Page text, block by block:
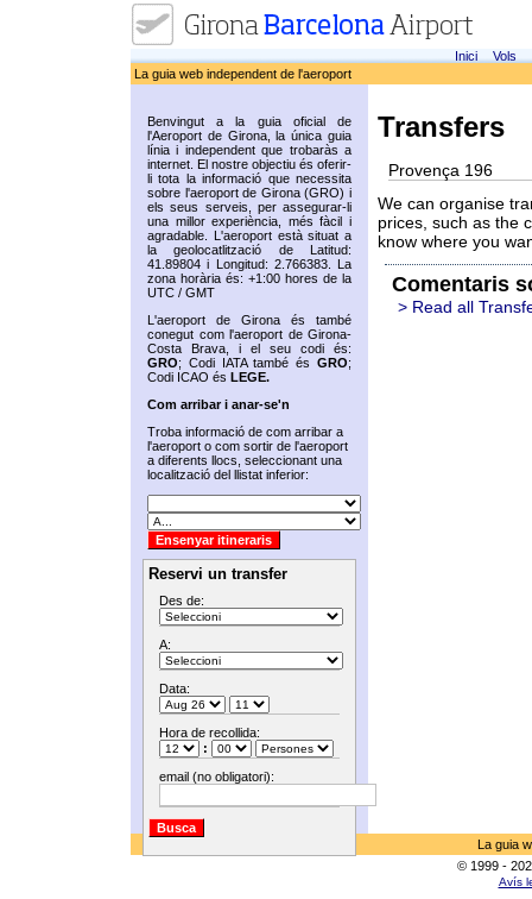
Inici
Vols
La guia web independent de l'aeroport
Benvingut a la guia oficial de
l'Aeroport de Girona, la única guia
línia i independent que trobaràs a
internet. El nostre objectiu és oferir-
li tota la informació que necessita
sobre l'aeroport de Girona (GRO) i
els seus serveis, per assegurar-li
una millor experiència, més fàcil i
agradable. L'aeroport està situat a
la geolocatlització de Latitud:
41.89804 i Longitud: 2.766383. La
zona horària és: +1:00 hores de la
UTC / GMT
L'aeroport de Girona és també
conegut com l'aeroport de Girona-
Costa Brava, i el seu codi és:
GRO; Codi IATA també és GRO;
Codi ICAO és LEGE.
Com arribar i anar-se'n
Troba informació de com arribar a
l'aeroport o com sortir de l'aeroport
a diferents llocs, seleccionant una
localització del llistat inferior:
Reservi un transfer
Des de:
A:
Data:
Hora de recollida:
:
email (no obligatori):
Transfers
Provença 196
We can organise
prices, such as the
know where you
Comentaris
> Read all
La guia
© 1999 -
Avís